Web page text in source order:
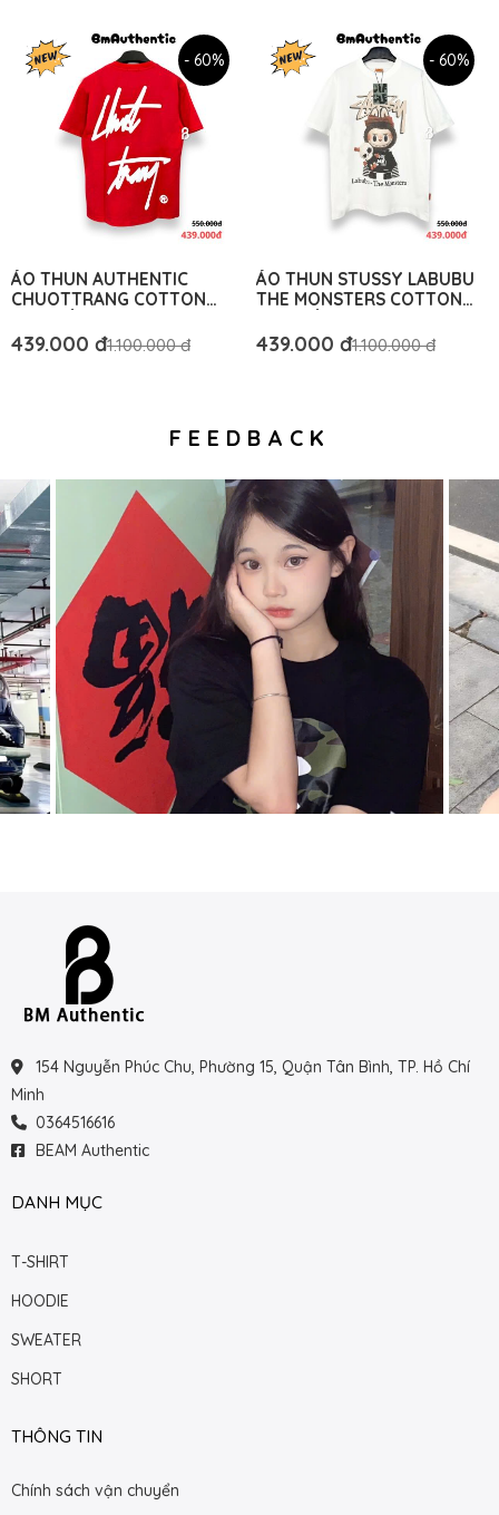
- 60%
ÁO THUN AUTHENTIC
CHUOTTRANG COTTON
AUTHENTIC
439.000 đ1.100.000 đ
- 60%
ÁO THUN STUSSY LABUBU
THE MONSTERS COTTON
AUTHENTIC
439.000 đ1.100.000 đ
FEEDBACK
154 Nguyễn Phúc Chu, Phường 15, Quận Tân Bình, TP. Hồ Chí
Minh
0364516616
BEAM Authentic
DANH MỤC
T-SHIRT
HOODIE
SWEATER
SHORT
THÔNG TIN
Chính sách vận chuyển